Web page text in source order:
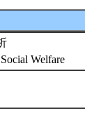
Welfare